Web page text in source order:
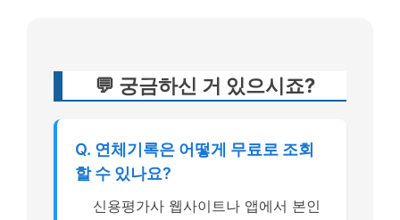
💬 궁금하신 거 있으시죠?
Q. 연체기록은 어떻게 무료로 조회
할 수 있나요?
신용평가사 웹사이트나 앱에서 본인